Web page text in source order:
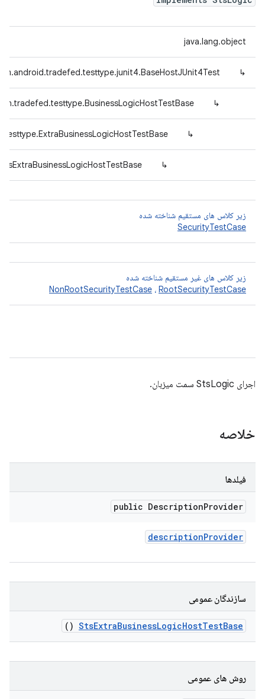
java.lang.object
↳
↳
↳
↳
زیر کلاس های مستقیم شناخته شده
SecurityTestCase
زیر کلاس های غیر مستقیم شناخته شده
NonRootSecurityTestCase ، RootSecurityTestCase
اجرای StsLogic سمت میزبان.
خلاصه
فیلدها
public DescriptionProvider
descriptionProvider
سازندگان عمومی
StsExtraBusinessLogicHostTestBase
()
روش های عمومی